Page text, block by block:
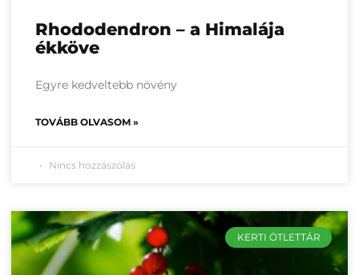
Rhododendron – a Himalája
ékköve
Egyre kedveltebb növény
TOVÁBB OLVASOM »
Nincs hozzászólás
KERTI ÖTLETTÁR